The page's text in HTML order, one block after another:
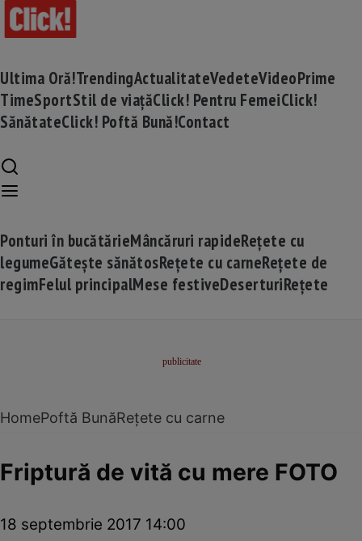
Ultima Oră!TrendingActualitateVedeteVideoPrime
TimeSportStil de viațăClick! Pentru FemeiClick!
SănătateClick! Poftă Bună!Contact
Ponturi în bucătărieMâncăruri rapideRețete cu
legumeGătește sănătosRețete cu carneRețete de
regimFelul principalMese festiveDeserturiRețete
HomePoftă BunăRețete cu carne
Friptură de vită cu mere FOTO
18 septembrie 2017 14:00